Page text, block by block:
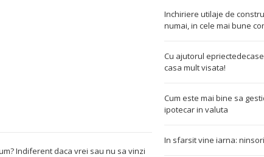
Indiferent daca vrei sau nu sa vinzi
Inchiriere utilaje de
numai, in cele mai bune
Cu ajutorul
casa mult visata!
Cum este mai bine sa
ipotecar in valuta
In sfarsit vine iarna: